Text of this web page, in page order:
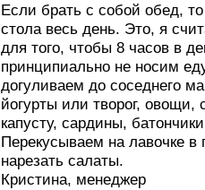
Если брать с собой обед,
стола весь день. Это, я
для того, чтобы 8 часов в
принципиально не носим
догуливаем до соседнего
йогурты или творог, овощи,
капусту, сардины,
Перекусываем на лавочке
нарезать салаты.
Кристина, менеджер